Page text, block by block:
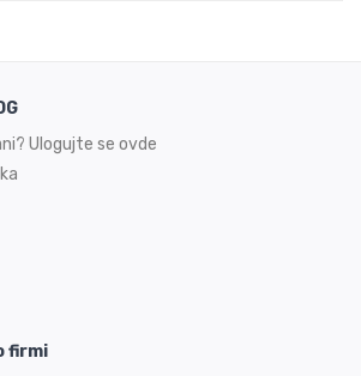
Ulogujte se ovde
firmi